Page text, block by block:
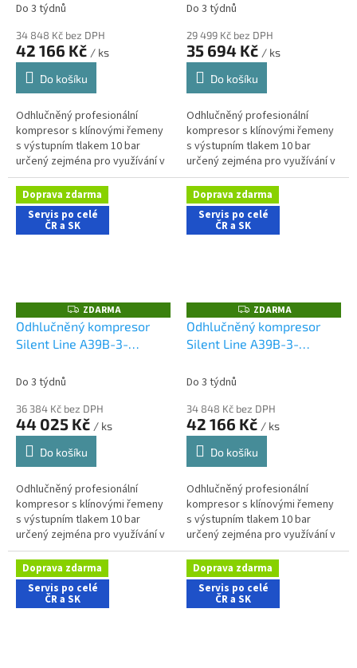
Do 3 týdnů
34 848 Kč bez DPH
42 166 Kč / ks
Do košíku
Odhlučněný profesionální
kompresor s klínovými řemeny
s výstupním tlakem 10 bar
určený zejména pro využívání v
dílenských aplikacích s nároky
na nízkou hlučnost stroje....
Do 3 týdnů
29 499 Kč bez DPH
35 694 Kč / ks
Do košíku
Odhlučněný profesionální
kompresor s klínovými řemeny
s výstupním tlakem 10 bar
určený zejména pro využívání v
řemeslnických aplikacích s
nároky na nízkou hlučnost
stroje....
Doprava zdarma
Servis po celé
ČR a SK
Z
D
A
R
ZDARMA
Odhlučněný kompresor
Silent Line A39B-3-
Do 3 týdnů
36 384 Kč bez DPH
44 025 Kč / ks
Do košíku
Odhlučněný profesionální
kompresor s klínovými řemeny
s výstupním tlakem 10 bar
určený zejména pro využívání v
řemeslnických aplikacích s
nároky na nízkou hlučnost
stroje....
Doprava zdarma
Servis po celé
ČR a SK
Z
D
A
R
ZDARMA
Odhlučněný kompresor
Silent Line A39B-3-
Do 3 týdnů
34 848 Kč bez DPH
42 166 Kč / ks
Do košíku
Odhlučněný profesionální
kompresor s klínovými řemeny
s výstupním tlakem 10 bar
určený zejména pro využívání v
dílenských aplikacích s nároky
na nízkou hlučnost stroje....
Doprava zdarma
Servis po celé
ČR a SK
Doprava zdarma
Servis po celé
ČR a SK